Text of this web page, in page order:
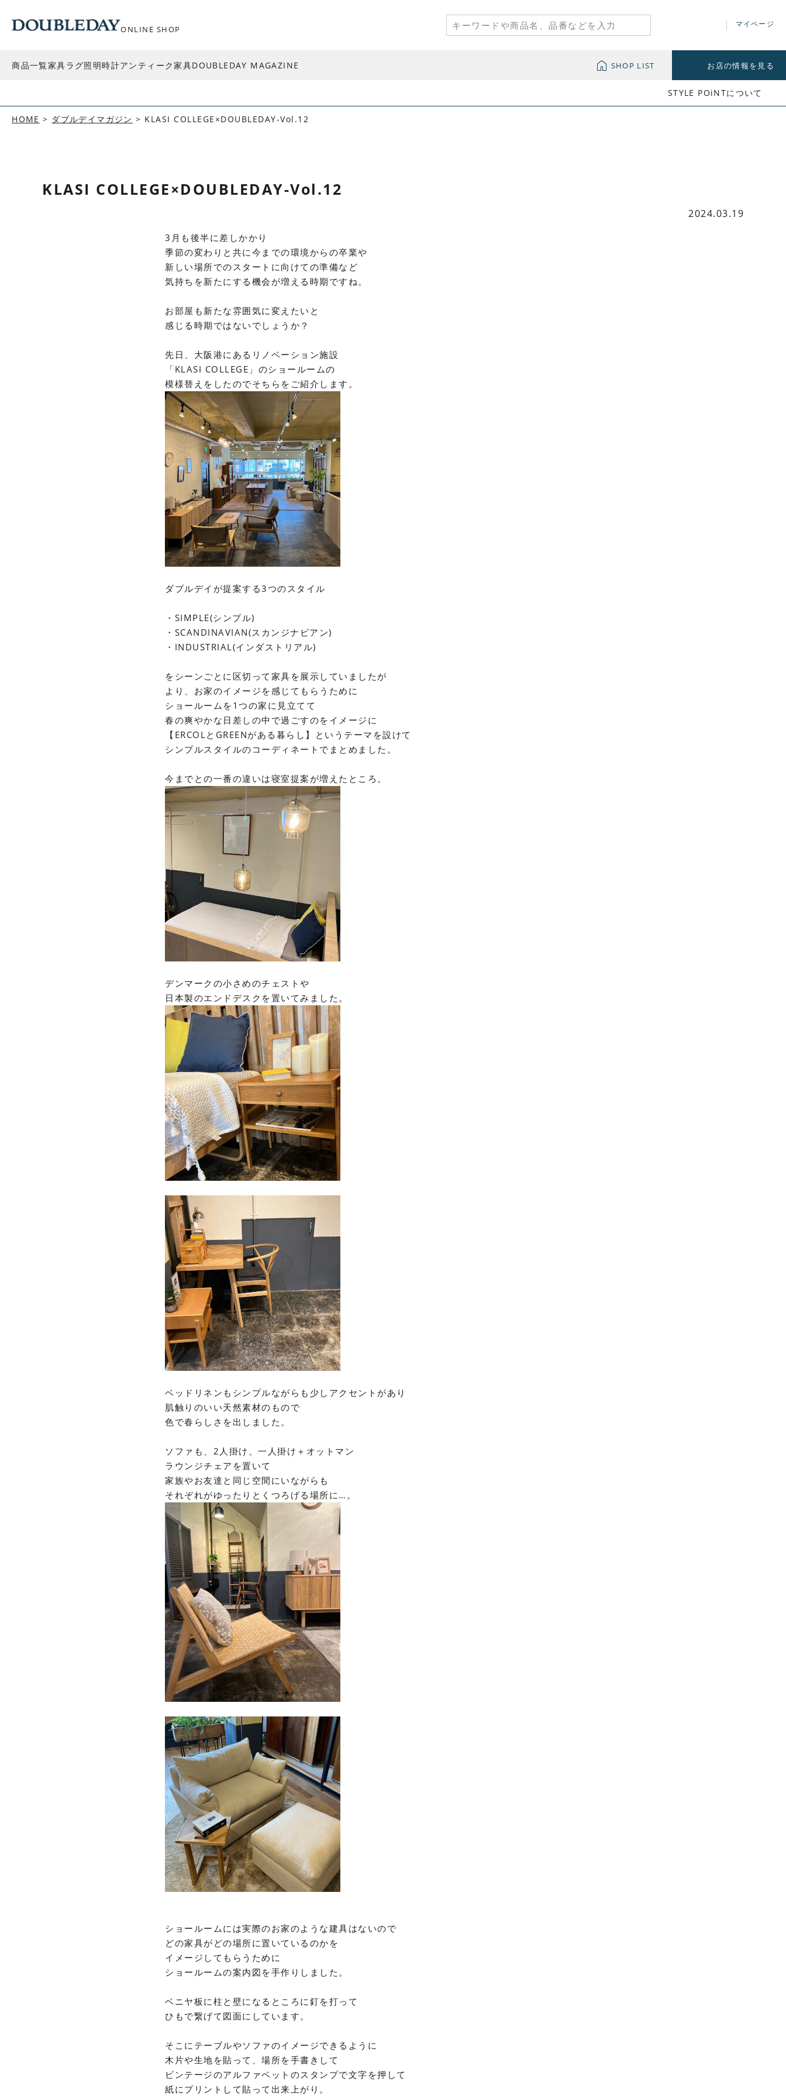
ONLINE SHOP
マイページ
商品一覧家具ラグ照明時計アンティーク家具DOUBLEDAY MAGAZINE SHOP LIST お店の情報を見る
STYLE POiNTについて
HOME ダブルデイマガジン KLASI COLLEGE×DOUBLEDAY-Vol.12
KLASI COLLEGE×DOUBLEDAY-Vol.12
2024.03.19
3月も後半に差しかかり
季節の変わりと共に今までの環境からの卒業や
新しい場所でのスタートに向けての準備など
気持ちを新たにする機会が増える時期ですね。
お部屋も新たな雰囲気に変えたいと
感じる時期ではないでしょうか？
先日、大阪港にあるリノベーション施設
「 KLASI COLLEGE 」のショールームの
模様替えをしたのでそちらをご紹介します。
ダブルデイが提案する3つのスタイル
・ SIMPLE(シンプル)
・ SCANDINAVIAN(スカンジナビアン)
・ INDUSTRIAL(インダストリアル)
をシーンごとに区切って家具を展示していましたが
より、お家のイメージを感じてもらうために
ショールームを 1 つの家に見立てて
春の爽やかな日差しの中で過ごすのをイメージに
【 ERCOLと GREENがある暮らし】というテーマを設けて
シンプルスタイルのコーディネートでまとめました。
今までとの一番の違いは寝室提案が増えたところ。
デンマークの小さめのチェストや
日本製のエンドデスクを置いてみました。
ベッドリネンもシンプルながらも少しアクセントがあり
肌触りのいい天然素材のもので
色で春らしさを出しました。
ソファも、 2 人掛け、一人掛け＋オットマン
ラウンジチェアを置いて
家族やお友達と同じ空間にいながらも
それぞれがゆったりとくつろげる場所に…。
ショールームには実際のお家のような建具はないので
どの家具がどの場所に置いているのかを
イメージしてもらうために
ショールームの案内図を手作りしました。
ベニヤ板に柱と壁になるところに釘を打って
ひもで繋げて図面にしています。
そこにテーブルやソファのイメージできるように
木片や生地を貼って、場所を手書きして
ビンテージのアルファベットのスタンプで文字を押して
紙にプリントして貼って出来上がり。